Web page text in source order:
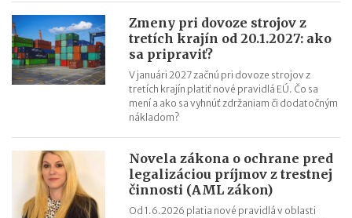
Zmeny pri dovoze strojov z
tretích krajín od 20.1.2027: ako
sa pripraviť?
V januári 2027 začnú pri dovoze strojov z
tretích krajín platiť nové pravidlá EÚ. Čo sa
mení a ako sa vyhnúť zdržaniam či dodatočným
nákladom?
Novela zákona o ochrane pred
legalizáciou príjmov z trestnej
činnosti (AML zákon)
Od 1.6.2026 platia nové pravidlá v oblasti